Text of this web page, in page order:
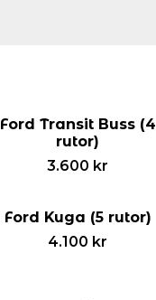
Ford Transit Buss (4
rutor)
3.600 kr
Ford Kuga (5 rutor)
4.100 kr